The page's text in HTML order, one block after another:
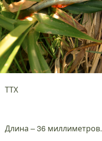
ТТХ
Длина – 36 миллиметров.